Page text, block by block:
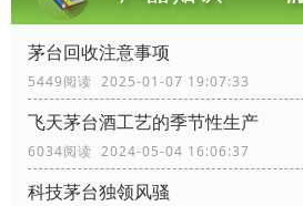
茅台回收注意事项
5449阅读 2025-01-07 19:07:33
飞天茅台酒工艺的季节性生产
6034阅读 2024-05-04 16:06:37
科技茅台独领风骚